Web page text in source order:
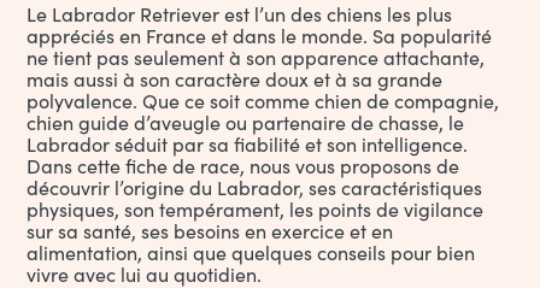
Le Labrador Retriever est l’un des chiens les plus
appréciés en France et dans le monde. Sa popularité
ne tient pas seulement à son apparence attachante,
mais aussi à son caractère doux et à sa grande
polyvalence. Que ce soit comme chien de compagnie,
chien guide d’aveugle ou partenaire de chasse, le
Labrador séduit par sa fiabilité et son intelligence.
Dans cette fiche de race, nous vous proposons de
découvrir l’origine du Labrador, ses caractéristiques
physiques, son tempérament, les points de vigilance
sur sa santé, ses besoins en exercice et en
alimentation, ainsi que quelques conseils pour bien
vivre avec lui au quotidien.